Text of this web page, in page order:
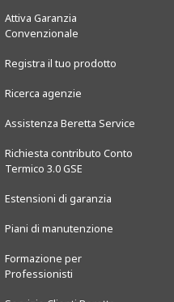
Attiva Garanzia
Convenzionale
Registra il tuo prodotto
Ricerca agenzie
Assistenza Beretta Service
Richiesta contributo Conto
Termico 3.0 GSE
Estensioni di garanzia
Piani di manutenzione
Formazione per
Professionisti